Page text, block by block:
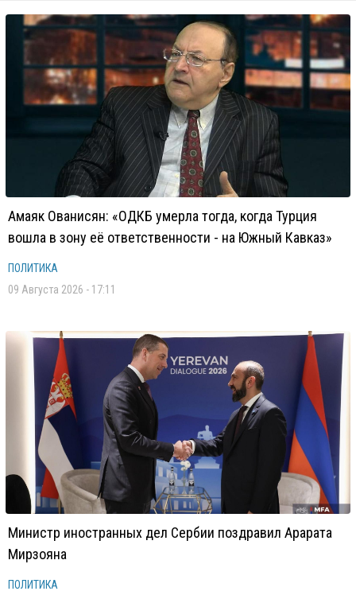
Амаяк Ованисян: «ОДКБ умерла тогда, когда Турция
вошла в зону её ответственности - на Южный Кавказ»
ПОЛИТИКА
09 Августа 2026 - 17:11
Министр иностранных дел Сербии поздравил Арарата
Мирзояна
ПОЛИТИКА